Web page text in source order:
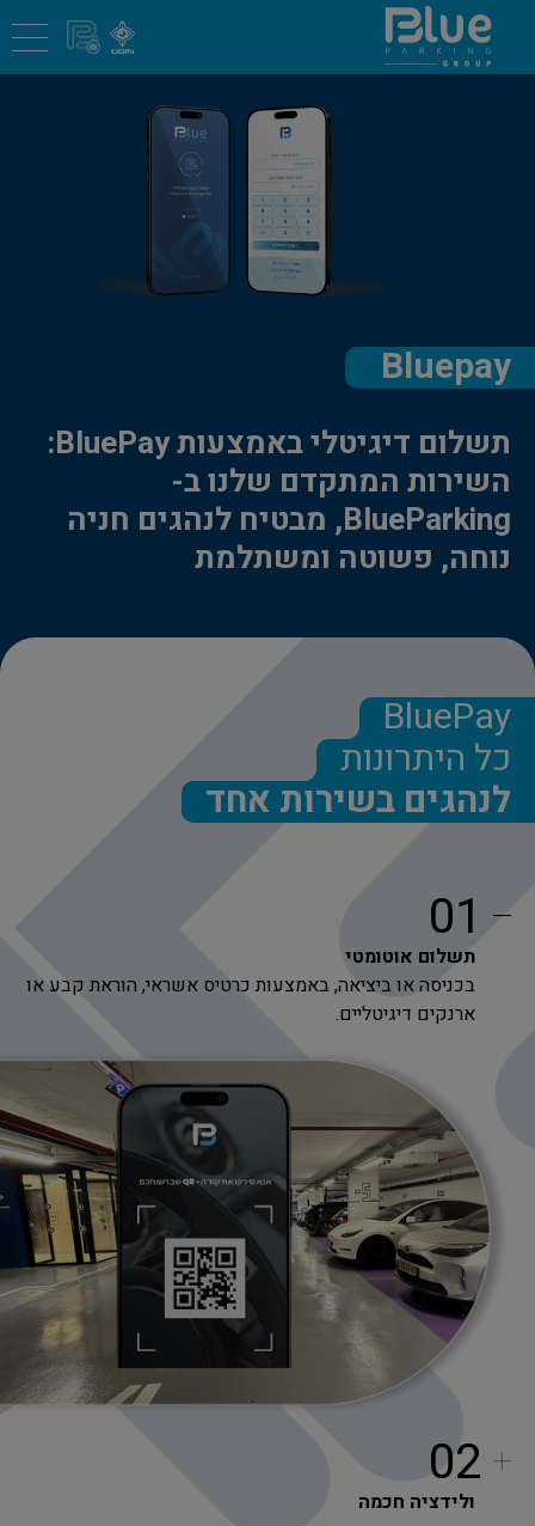
Bluepay
תשלום דיגיטלי באמצעות BluePay:
השירות המתקדם שלנו ב-
BlueParking, מבטיח לנהגים חניה
נוחה, פשוטה ומשתלמת
BluePay
כל היתרונות
לנהגים בשירות אחד
01
תשלום אוטומטי
בכניסה או ביציאה, באמצעות כרטיס אשראי, הוראת קבע או
ארנקים דיגיטליים.
02
ולידציה חכמה